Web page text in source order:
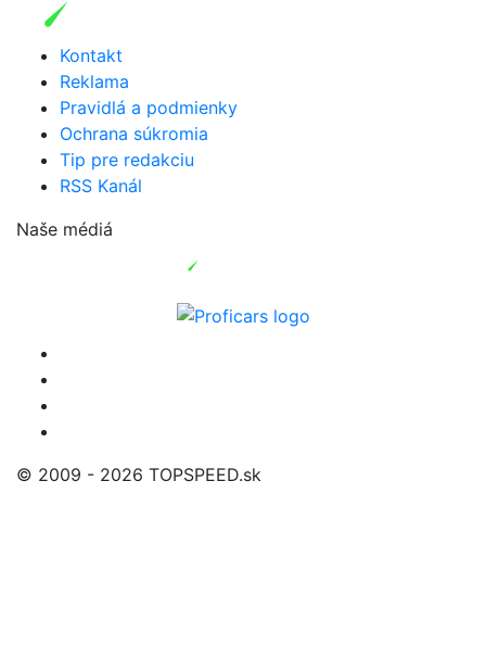
Kontakt
Reklama
Pravidlá a podmienky
Ochrana súkromia
Tip pre redakciu
RSS Kanál
Naše médiá
© 2009 - 2026 TOPSPEED.sk